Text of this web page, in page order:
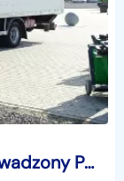
MAN TGL 12.180 Kontener Sprowadzony Poduszki Przebieg Udokumentowany, 18 Euro Palet, Winda, DMC 11990 KG, Automat